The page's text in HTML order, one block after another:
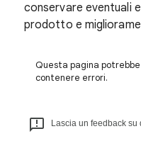
conservare eventuali
prodotto e
Questa pagina
contenere errori.
Lascia un feedback su